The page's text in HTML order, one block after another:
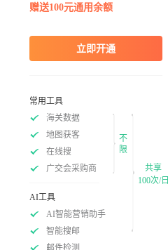
赠送100元通用余额
立即开通
常用工具
海关数据
地图获客
在线搜
广交会采购商
不
限
AI工具
AI智能营销助手
智能搜邮
邮件检测
共享
100次/日